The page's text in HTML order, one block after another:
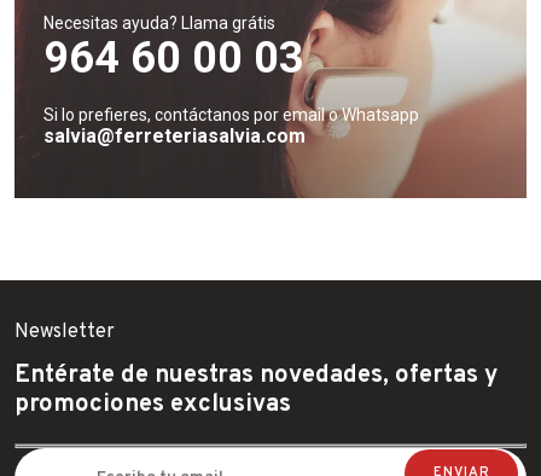
Necesitas ayuda? Llama grátis
964 60 00 03
Si lo prefieres, contáctanos por email o Whatsapp
salvia@ferreteriasalvia.com
Newsletter
Entérate de nuestras novedades, ofertas y
promociones exclusivas